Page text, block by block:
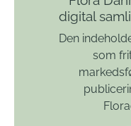
digital
Den
som